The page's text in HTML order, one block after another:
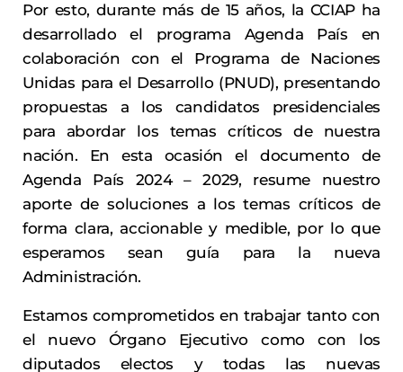
Por esto, durante más de 15 años, la CCIAP ha
desarrollado el programa Agenda País en
colaboración con el Programa de Naciones
Unidas para el Desarrollo (PNUD), presentando
propuestas a los candidatos presidenciales
para abordar los temas críticos de nuestra
nación. En esta ocasión el documento de
Agenda País 2024 – 2029, resume nuestro
aporte de soluciones a los temas críticos de
forma clara, accionable y medible, por lo que
esperamos sean guía para la nueva
Administración.
Estamos comprometidos en trabajar tanto con
el nuevo Órgano Ejecutivo como con los
diputados electos y todas las nuevas